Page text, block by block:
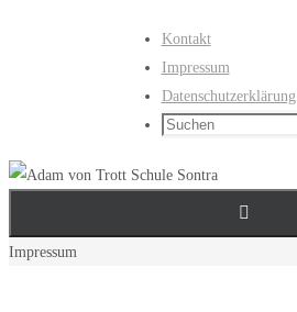
Kontakt
Impressum
Datenschutzerklärung
Suchen
Start
Impressum